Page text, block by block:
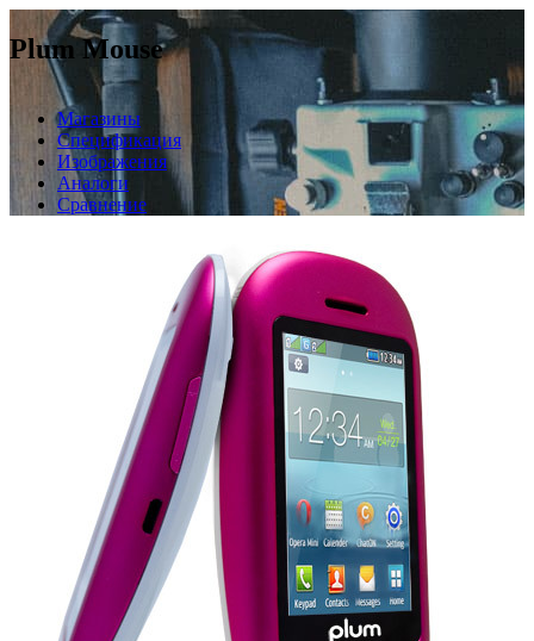
Plum Mouse
Магазины
Спецификация
Изображения
Аналоги
Сравнение